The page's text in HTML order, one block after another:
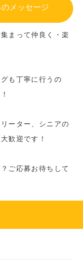
メッセージ
まって仲良く・楽
も丁寧に行うの
ーター、シニアの
歓迎です！
ご応募お待ちして